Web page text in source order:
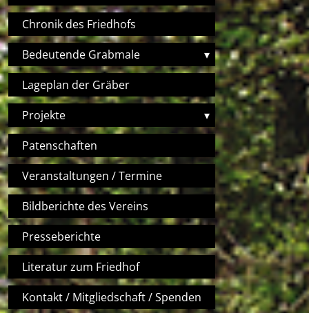
Chronik des Friedhofs
Bedeutende Grabmale
▾
Lageplan der Gräber
Projekte
▾
Patenschaften
Veranstaltungen / Termine
Bildberichte des Vereins
Presseberichte
Literatur zum Friedhof
Kontakt / Mitgliedschaft / Spenden